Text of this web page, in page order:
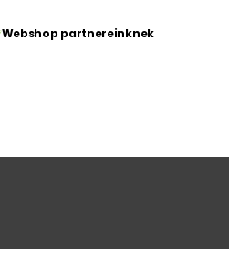
Webshop partnereinknek